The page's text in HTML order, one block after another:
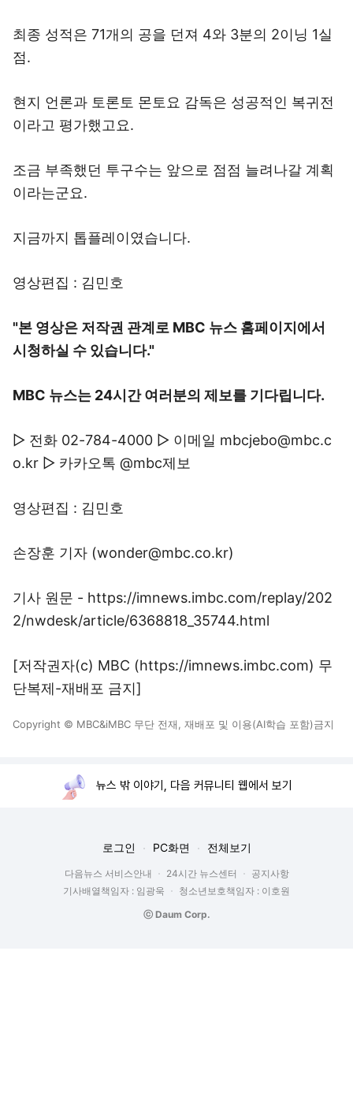
최종 성적은 71개의 공을 던져 4와 3분의 2이닝 1실
점.
현지 언론과 토론토 몬토요 감독은 성공적인 복귀전
이라고 평가했고요.
조금 부족했던 투구수는 앞으로 점점 늘려나갈 계획
이라는군요.
지금까지 톱플레이였습니다.
영상편집 : 김민호
"본 영상은 저작권 관계로 MBC 뉴스 홈페이지에서
시청하실 수 있습니다."
MBC 뉴스는 24시간 여러분의 제보를 기다립니다.
▷ 전화 02-784-4000 ▷ 이메일 mbcjebo@mbc.c
o.kr ▷ 카카오톡 @mbc제보
영상편집 : 김민호
손장훈 기자 (wonder@mbc.co.kr)
기사 원문 - https://imnews.imbc.com/replay/202
2/nwdesk/article/6368818_35744.html
[저작권자(c) MBC (https://imnews.imbc.com) 무
단복제-재배포 금지]
Copyright © MBC&iMBC 무단 전재, 재배포 및 이용(AI학습 포함)금지
뉴스 밖 이야기, 다음 커뮤니티 웹에서 보기
로그인 PC화면 전체보기
다음뉴스 서비스안내 24시간 뉴스센터
공지사항
기사배열책임자 : 임광욱
청소년보호책임자 : 이호원
ⓒ Daum Corp.